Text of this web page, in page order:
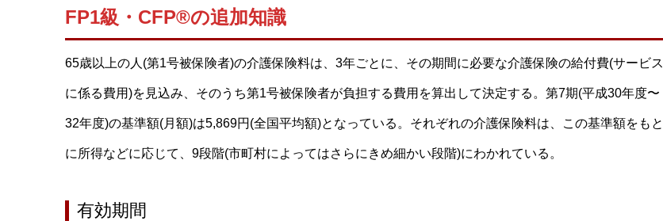
FP1級・CFP®の追加知識
65歳以上の人(第1号被保険者)の介護保険料は、3年ごとに、その期間に必要な介護保険の給付費(サービス
に係る費用)を見込み、そのうち第1号被保険者が負担する費用を算出して決定する。第7期(平成30年度〜
32年度)の基準額(月額)は5,869円(全国平均額)となっている。それぞれの介護保険料は、この基準額をもと
に所得などに応じて、9段階(市町村によってはさらにきめ細かい段階)にわかれている。
有効期間